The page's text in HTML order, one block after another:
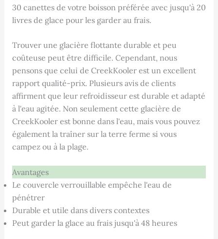
30 canettes de votre boisson préférée avec jusqu'à 20
livres de glace pour les garder au frais.
Trouver une glacière flottante durable et peu
coûteuse peut être difficile. Cependant, nous
pensons que celui de CreekKooler est un excellent
rapport qualité-prix. Plusieurs avis de clients
affirment que leur refroidisseur est durable et adapté
à l'eau agitée. Non seulement cette glacière de
CreekKooler est bonne dans l'eau, mais vous pouvez
également la traîner sur la terre ferme si vous
campez ou à la plage.
Avantages
Le couvercle verrouillable empêche l'eau de
pénétrer
Durable et utile dans divers contextes
Peut garder la glace au frais jusqu'à 48 heures